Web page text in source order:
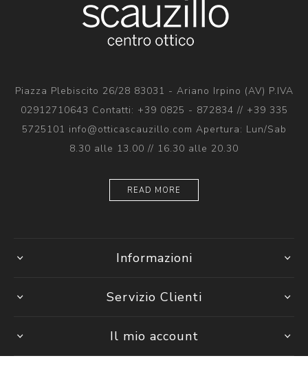
Piazza Plebiscito 26/28 83031 - Ariano Irpino (AV) P.IVA
02912710643 Contatti: +39 0825 - 872834 // +39 335
5725101 info@otticascauzillo.com Apertura: Lun/Sab
8.30 alle 13.00 // 16.30 alle 20.30
READ MORE
Informazioni
Servizio Clienti
Il mio account